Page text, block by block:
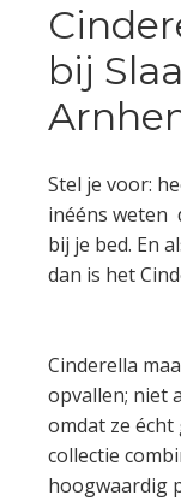
bij
Stel je voor:
inééns weten
bij je bed. En
dan is het
Cinderella
opvallen; niet
omdat ze écht
collectie
hoogwaardig